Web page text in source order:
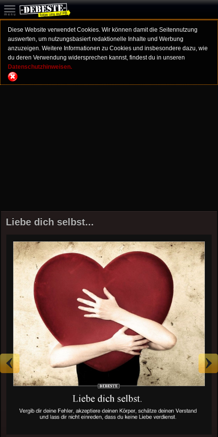
Diese Website verwendet Cookies. Wir können damit die Seitennutzung
auswerten, um nutzungsbasiert redaktionelle Inhalte und Werbung
anzuzeigen. Weitere Informationen zu Cookies und insbesondere dazu, wie
du deren Verwendung widersprechen kannst, findest du in unseren
Datenschutzhinweisen.
Liebe dich selbst...